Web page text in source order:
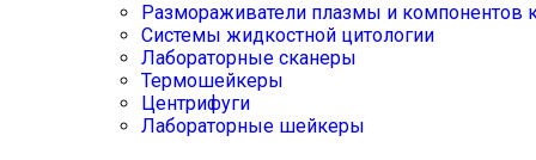
Размораживатели плазмы и компонентов
Системы жидкостной цитологии
Лабораторные сканеры
Термошейкеры
Центрифуги
Лабораторные шейкеры